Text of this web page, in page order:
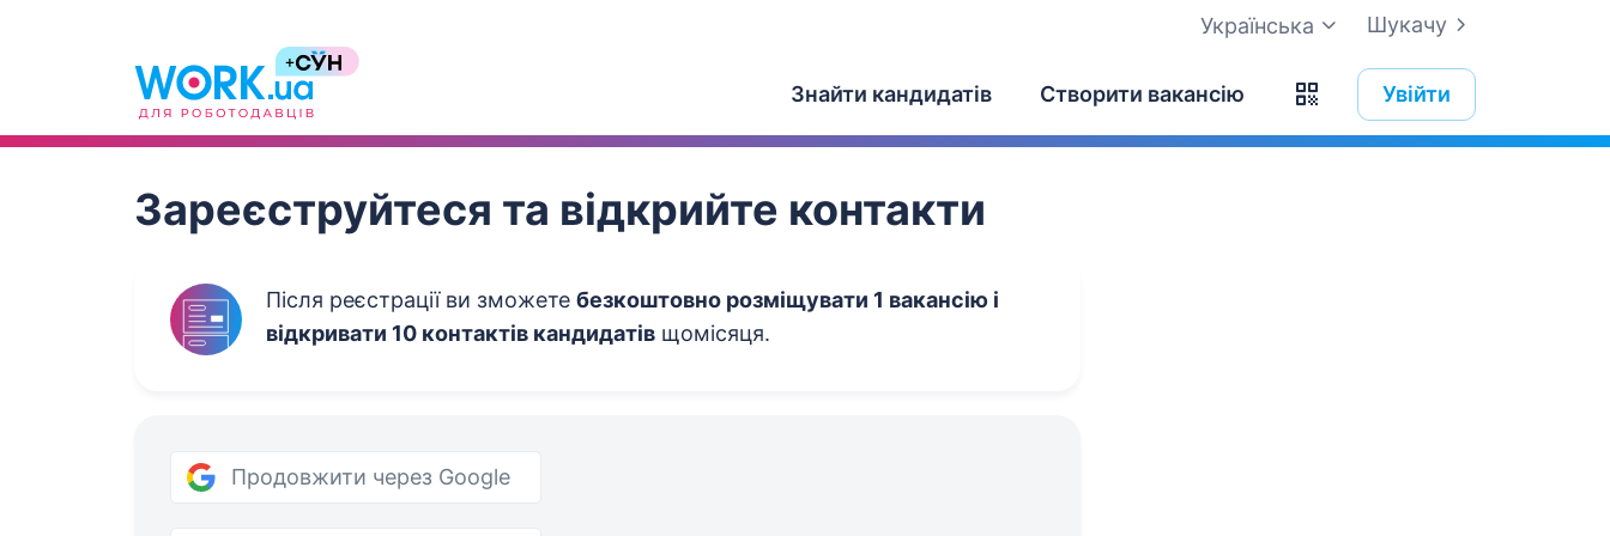
Шукачу
Українська
Work.ua
Знайти кандидатів Створити вакансію Увійти
Зареєструйтеся та відкрийте контакти
Після реєстрації ви зможете безкоштовно розміщувати 1 вакансію і
відкривати 10 контактів кандидатів щомісяця.
Продовжити через Google